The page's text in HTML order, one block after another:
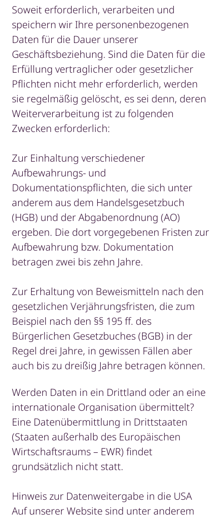
Soweit erforderlich, verarbeiten und
speichern wir Ihre personenbezogenen
Daten für die Dauer unserer
Geschäftsbeziehung. Sind die Daten für die
Erfüllung vertraglicher oder gesetzlicher
Pflichten nicht mehr erforderlich, werden
sie regelmäßig gelöscht, es sei denn, deren
Weiterverarbeitung ist zu folgenden
Zwecken erforderlich:
Zur Einhaltung verschiedener
Aufbewahrungs- und
Dokumentationspflichten, die sich unter
anderem aus dem Handelsgesetzbuch
(HGB) und der Abgabenordnung (AO)
ergeben. Die dort vorgegebenen Fristen zur
Aufbewahrung bzw. Dokumentation
betragen zwei bis zehn Jahre.
Zur Erhaltung von Beweismitteln nach den
gesetzlichen Verjährungsfristen, die zum
Beispiel nach den §§ 195 ff. des
Bürgerlichen Gesetzbuches (BGB) in der
Regel drei Jahre, in gewissen Fällen aber
auch bis zu dreißig Jahre betragen können.
Werden Daten in ein Drittland oder an eine
internationale Organisation übermittelt?
Eine Datenübermittlung in Drittstaaten
(Staaten außerhalb des Europäischen
Wirtschaftsraums – EWR) findet
grundsätzlich nicht statt.
Hinweis zur Datenweitergabe in die USA
Auf unserer Website sind unter anderem